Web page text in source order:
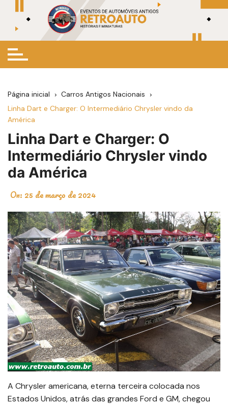
conteúdo
Página inicial
Carros Antigos Nacionais
Linha Dart e Charger: O Intermediário Chrysler vindo da
América
Linha Dart e Charger: O
Intermediário Chrysler vindo
da América
On: 25 de março de 2024
A Chrysler americana, eterna terceira colocada nos
Estados Unidos, atrás das grandes Ford e GM, chegou